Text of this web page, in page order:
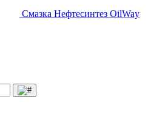
Смазка Нефтесинтез OilWay